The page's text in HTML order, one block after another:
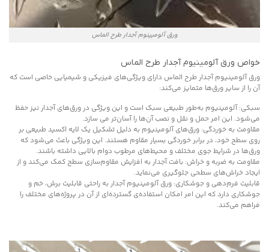
ورق آلومیینوم آجدار طرح الماس
خواص ورق آلومینیوم آجدار طرح الماس
ورق آلومینیوم آجدار طرح الماس دارای ویژگی‌های فیزیکی و شیمیایی خاصی است که
آن را از سایر ورق‌ها متمایز می‌کند:
سبکی: آلومینیوم به‌طور طبیعی سبک است و این ویژگی در ورق‌های آجدار نیز حفظ
می‌شود. این امر حمل و نقل و نصب آن‌ها را آسان‌تر می سازد.
مقاومت به خوردگی: ورق‌های آلومینیوم به دلیل تشکیل یک لایه اکسید طبیعی بر
روی سطح خود، در برابر خوردگی بسیار مقاوم هستند. این ویژگی باعث می‌شود که
ورق‌ها در شرایط جوی مختلف و محیط‌های مرطوب دوام بالایی داشته باشند.
مقاومت به ضربه و خراش: بافت آجدار به افزایش مقاوم‌سازی سطح کمک می‌کند و از
ایجاد خراش‌های سطحی جلوگیری می‌نماید.
قابلیت فرم‌دهی و جوشکاری: ورق آلومینیوم آجدار به راحتی قابلیت برش، خم و
جوشکاری دارد که این امر امکان استفاده‌ی گسترده‌ای از آن در پروژه‌های مختلف را
فراهم می‌کند.